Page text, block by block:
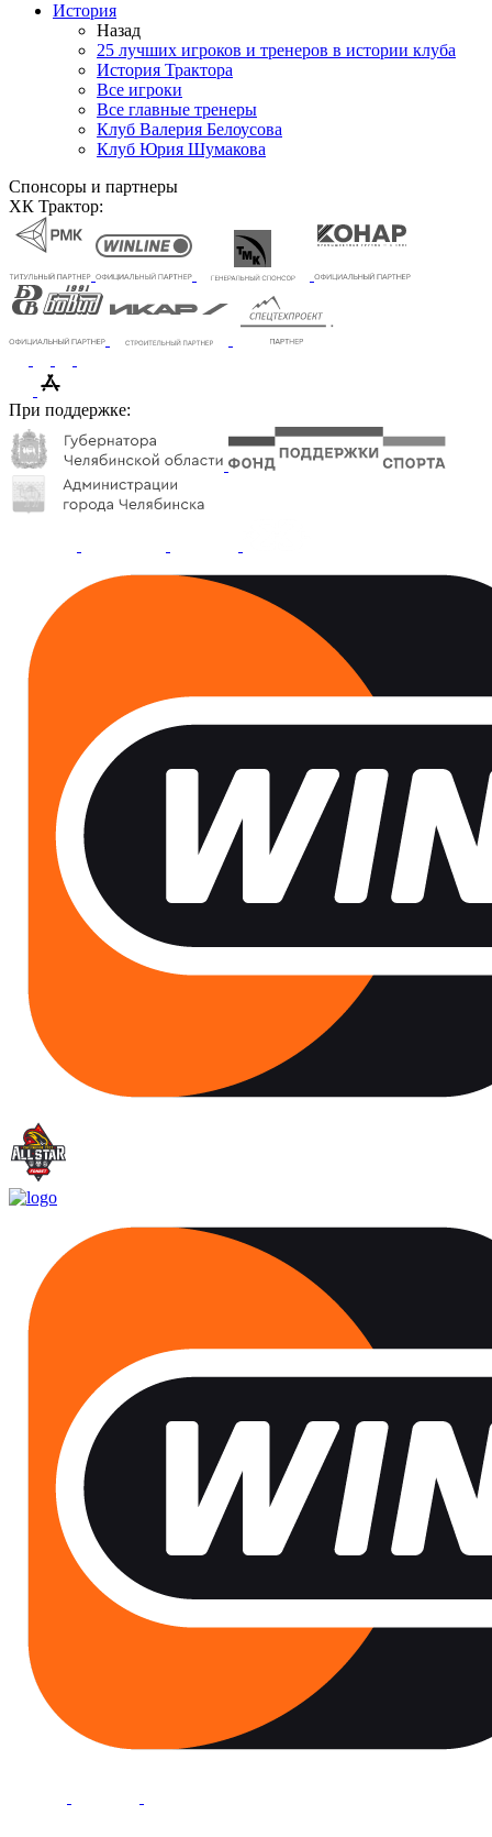
История
Назад
25 лучших игроков и тренеров в истории клуба
История Трактора
Все игроки
Все главные тренеры
Клуб Валерия Белоусова
Клуб Юрия Шумакова
Спонсоры и партнеры
ХК Трактор:
При поддержке: